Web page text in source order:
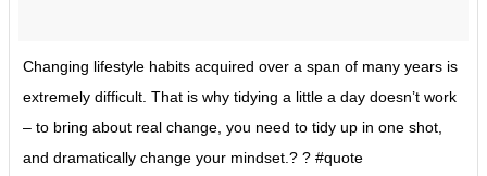
Changing lifestyle habits acquired over a span of many years is
extremely difficult. That is why tidying a little a day doesn’t work
– to bring about real change, you need to tidy up in one shot,
and dramatically change your mindset.? ? #quote